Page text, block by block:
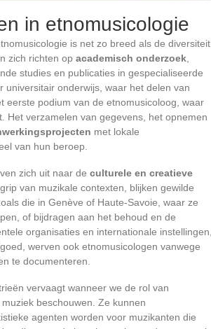
in etnomusicologie
is net zo breed als de diversiteit
zich richten op academisch onderzoek
studies en publicaties in gespecialiseerde
onderwijs, waar het delen van
eerste podium van de etnomusicoloog, waar
Het verzamelen van gegevens, het opnemen
met lokale
van hun beroep.
zich uit naar de culturele en creatieve
van muzikale contexten, blijken gewilde
die in Genève of Haute-Savoie, waar ze
of bijdragen aan het behoud en de
organisaties en internationale instellingen,
werven ook etnomusicologen vanwege
te documenteren.
vervaagt wanneer we de rol van
beschouwen. Ze kunnen
agenten worden voor muzikanten die